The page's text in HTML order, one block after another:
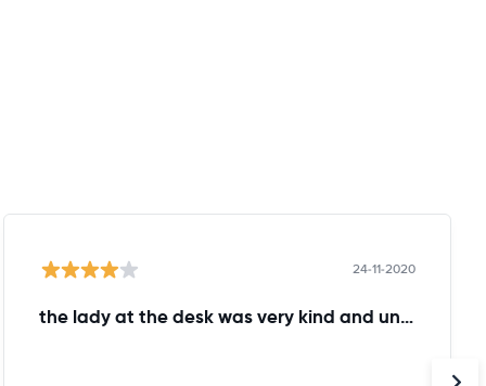
24-11-2020
the lady at the desk was very kind and understanding!